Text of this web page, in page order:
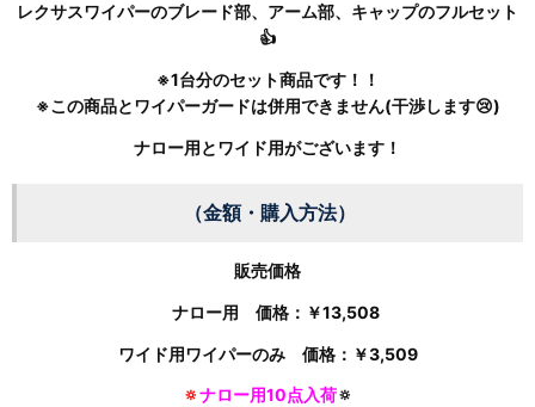
レクサスワイパーのブレード部、アーム部、キャップのフルセット
👍
※1台分のセット商品です！！
※この商品とワイパーガードは併用できません(干渉します😢)
ナロー用とワイド用がございます！
（金額・購入方法）
販売価格
ナロー用 価格：￥13,508
ワイド用ワイパーのみ 価格：￥3,509
🔅ナロー用10点入荷🔅